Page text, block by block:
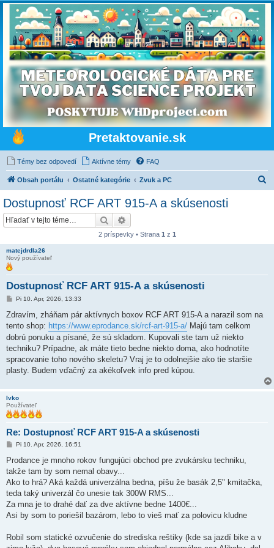
Pretaktovanie.sk
Témy bez odpovedí Aktívne témy FAQ
Obsah portálu Ostatné kategórie Zvuk a PC
Dostupnosť RCF ART 915-A a skúsenosti
Hľadať
2 príspevky • Strana 1 z 1
matejdrdla26
Nový používateľ
Dostupnosť RCF ART 915-A a skúsenosti
P
í
p
e
v
o
k
Pi 10. Apr, 2026, 13:33
Zdravím, zháňam pár aktívnych boxov RCF ART 915-A a narazil som na
tento shop: https://www.eprodance.sk/rcf-art-915-a/ Majú tam celkom
dobrú ponuku a písané, že sú skladom. Kupovali ste tam už niekto
techniku? Prípadne, ak máte tieto bedne niekto doma, ako hodnotíte
spracovanie toho nového skeletu? Vraj je to odolnejšie ako tie staršie
plasty. Budem vďačný za akékoľvek info pred kúpou.
Ivko
Používateľ
Re: Dostupnosť RCF ART 915-A a skúsenosti
P
í
p
e
o
k
Pi 10. Apr, 2026, 16:51
Prodance je mnoho rokov fungujúci obchod pre zvukársku techniku,
takže tam by som nemal obavy...
Ako to hrá? Aká každá univerzálna bedna, píšu že basák 2,5" kmitačka,
teda taký univerzál čo unesie tak 300W RMS...
Za mna je to drahé dať za dve aktívne bedne 1400€...
Asi by som to poriešil bazárom, lebo to vieš mať za polovicu kludne
Robil som statické ozvučenie do strediska reštiky (kde sa jazdí bike a v